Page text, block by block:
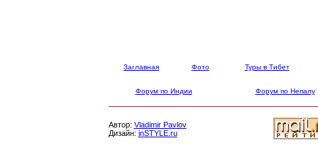
Заглавная Фото Туры в Тибет
Форум по Индии Форум по Непалу
Автор: Vladimir Pavlov
Дизайн: inSTYLE.ru